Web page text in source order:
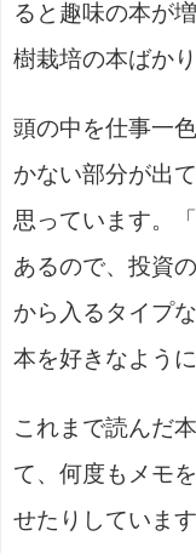
ると趣味の本が
樹栽培の本ばか
頭の中を仕事一
かない部分が出
思っています。
あるので、投資
から入るタイプ
本を好きなよう
これまで読んだ
て、何度もメモ
せたりしていま